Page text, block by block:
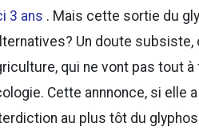
3 ans . Mais cette sortie du
Un doute
qui ne vont pas tout
Cette annnonce, si elle
au plus tôt du